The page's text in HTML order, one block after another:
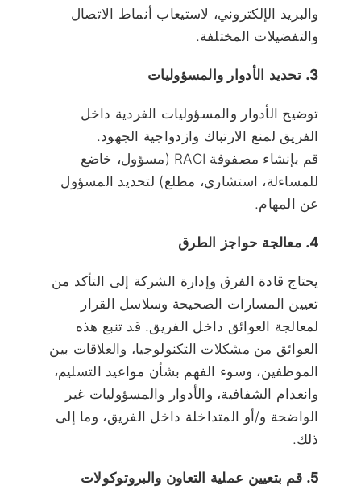
والبريد الإلكتروني، لاستيعاب أنماط الاتصال
والتفضيلات المختلفة.
3. تحديد الأدوار والمسؤوليات
توضيح الأدوار والمسؤوليات الفردية داخل
الفريق لمنع الارتباك وازدواجية الجهود.
قم بإنشاء مصفوفة RACI (مسؤول، خاضع
للمساءلة، استشاري، مطلع) لتحديد المسؤول
عن المهام.
4. معالجة حواجز الطرق
يحتاج قادة الفرق وإدارة الشركة إلى التأكد من
تعيين المسارات الصحيحة وسلاسل القرار
لمعالجة العوائق داخل الفريق. قد تنبع هذه
العوائق من مشكلات التكنولوجيا، والعلاقات بين
الموظفين، وسوء الفهم بشأن مواعيد التسليم،
وانعدام الشفافية، والأدوار والمسؤوليات غير
الواضحة و/أو المتداخلة داخل الفريق، وما إلى
ذلك.
5. قم بتعيين عملية التعاون والبروتوكولات